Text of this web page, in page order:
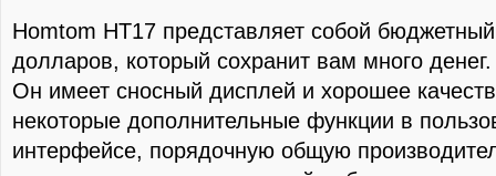
Homtom HT17 представляет собой
долларов, который сохранит вам много денег.
Он имеет сносный дисплей и хорошее
некоторые дополнительные функции в
интерфейсе, порядочную общую